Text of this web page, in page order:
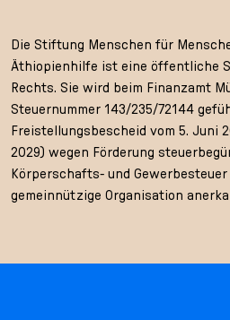
Die Stiftung Menschen für
Äthiopienhilfe ist eine öffentliche
Rechts. Sie wird beim Finanzamt
Steuernummer 143/235/72144
Freistellungsbescheid vom 5. Juni
2029) wegen Förderung
Körperschafts- und
gemeinnützige Organisation